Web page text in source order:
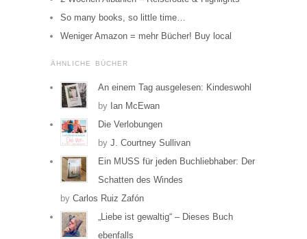
So many books, so little time…
Weniger Amazon = mehr Bücher! Buy local
ÄHNLICHE BÜCHER
An einem Tag ausgelesen: Kindeswohl
by Ian McEwan
Die Verlobungen
by J. Courtney Sullivan
Ein MUSS für jeden Buchliebhaber: Der
Schatten des Windes
by Carlos Ruiz Zafón
„Liebe ist gewaltig“ – Dieses Buch
ebenfalls